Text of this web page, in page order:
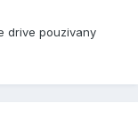
drive pouzivany